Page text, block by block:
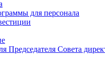
для персонала
Председателя Совета